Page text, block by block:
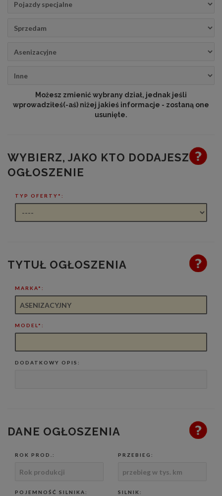
Możesz zmienić wybrany dział, jednak jeśli
wprowadziłeś(-aś) niżej jakieś informacje - zostaną one
usunięte.
WYBIERZ, JAKO KTO DODAJESZ
OGŁOSZENIE
TYP OFERTY*:
TYTUŁ OGŁOSZENIA
MARKA*:
MODEL*:
DODATKOWY OPIS:
DANE OGŁOSZENIA
ROK PROD.: PRZEBIEG:
POJEMNOŚĆ SILNIKA: SILNIK: